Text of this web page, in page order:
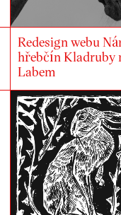
Redesign webu
hřebčín Kladruby
Labem